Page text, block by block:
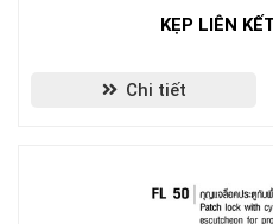
KẸP LIÊN
Chi tiết